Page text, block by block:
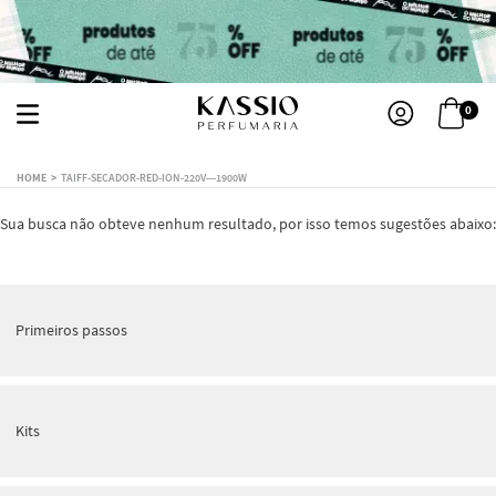
0
TAIFF-SECADOR-RED-ION-220V---1900W
Sua busca não obteve nenhum resultado, por isso temos sugestões abaixo:
Primeiros passos
Kits